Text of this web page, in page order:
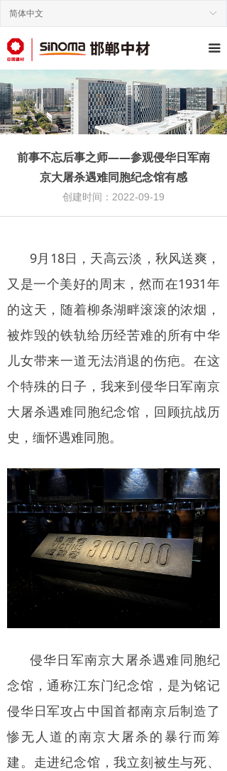
끀
ꀅ
简体中文
前事不忘后事之师——参观侵华日军南
京大屠杀遇难同胞纪念馆有感
9月18日，天高云淡，秋风送爽，
又是一个美好的周末，然而在1931年
的这天，随着柳条湖畔滚滚的浓烟，
被炸毁的铁轨给历经苦难的所有中华
儿女带来一道无法消退的伤疤。在这
个特殊的日子，我来到侵华日军南京
大屠杀遇难同胞纪念馆，回顾抗战历
史，缅怀遇难同胞。
侵华日军南京大屠杀遇难同胞纪
念馆，通称江东门纪念馆，是为铭记
侵华日军攻占中国首都南京后制造了
惨无人道的南京大屠杀的暴行而筹
建。走进纪念馆，我立刻被生与死、
创建时间： 2022-09-19